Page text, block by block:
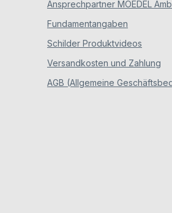
Ansprechpartner MOEDEL
Fundamentangaben
Schilder Produktvideos
Versandkosten und Zahlung
AGB (Allgemeine